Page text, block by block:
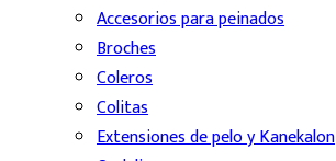
Accesorios para peinados
Broches
Coleros
Colitas
Extensiones de pelo y Kanekalon